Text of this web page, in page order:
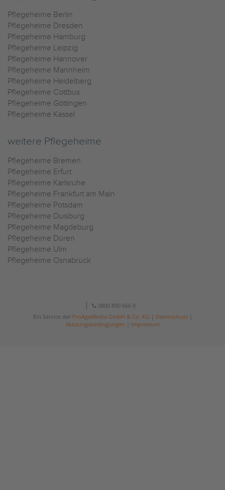
Pflegeheime Berlin
Pflegeheime Dresden
Pflegeheime Hamburg
Pflegeheime Leipzig
Pflegeheime Hannover
Pflegeheime Mannheim
Pflegeheime Heidelberg
Pflegeheime Cottbus
Pflegeheime Göttingen
Pflegeheime Kassel
weitere Pflegeheime
Pflegeheime Bremen
Pflegeheime Erfurt
Pflegeheime Karlsruhe
Pflegeheime Frankfurt am Main
Pflegeheime Potsdam
Pflegeheime Duisburg
Pflegeheime Magdeburg
Pflegeheime Düren
Pflegeheime Ulm
Pflegeheime Osnabrück
0800 800 666 0
Ein Service der ProAgeMedia GmbH & Co. KG Datenschutz|
Nutzungsbedingungen
Impressum